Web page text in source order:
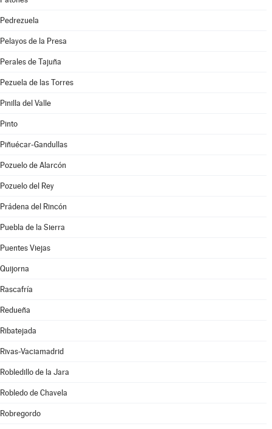
Pedrezuela
Pelayos de la Presa
Perales de Tajuña
Pezuela de las Torres
Pinilla del Valle
Pinto
Piñuécar-Gandullas
Pozuelo de Alarcón
Pozuelo del Rey
Prádena del Rincón
Puebla de la Sierra
Puentes Viejas
Quijorna
Rascafría
Redueña
Ribatejada
Rivas-Vaciamadrid
Robledillo de la Jara
Robledo de Chavela
Robregordo